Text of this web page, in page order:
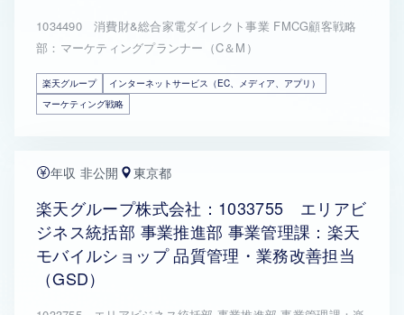
1034490 消費財&総合家電ダイレクト事業 FMCG顧客戦略
部：マーケティングプランナー（C＆M）
楽天グループ
インターネットサービス（EC、メディア、アプリ）
マーケティング戦略
年収 非公開 東京都
楽天グループ株式会社：1033755 エリアビ
ジネス統括部 事業推進部 事業管理課：楽天
モバイルショップ 品質管理・業務改善担当
（GSD）